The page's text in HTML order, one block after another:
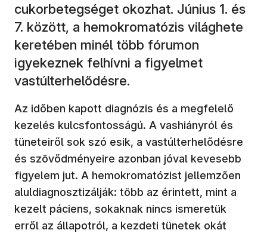
cukorbetegséget okozhat. Június 1. és
7. között, a hemokromatózis világhete
keretében minél több fórumon
igyekeznek felhívni a figyelmet
vastúlterhelődésre.
Az időben kapott diagnózis és a megfelelő
kezelés kulcsfontosságú. A vashiányról és
tüneteiről sok szó esik, a vastúlterhelődésre
és szövődményeire azonban jóval kevesebb
figyelem jut. A hemokromatózist jellemzően
aluldiagnosztizálják: több az érintett, mint a
kezelt páciens, sokaknak nincs ismeretük
erről az állapotról, a kezdeti tünetek okát